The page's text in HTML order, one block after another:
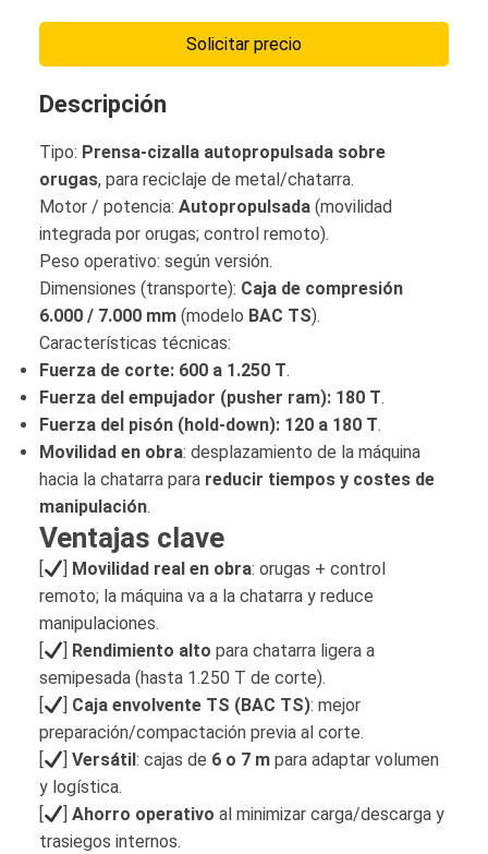
Solicitar precio
Descripción
Tipo: Prensa-cizalla autopropulsada sobre
orugas, para reciclaje de metal/chatarra.
Motor / potencia: Autopropulsada (movilidad
integrada por orugas; control remoto).
Peso operativo: según versión.
Dimensiones (transporte): Caja de compresión
6.000 / 7.000 mm (modelo BAC TS).
Características técnicas:
Fuerza de corte: 600 a 1.250 T.
Fuerza del empujador (pusher ram): 180 T.
Fuerza del pisón (hold-down): 120 a 180 T.
Movilidad en obra: desplazamiento de la máquina
hacia la chatarra para reducir tiempos y costes de
manipulación.
Ventajas clave
[ ] Movilidad real en obra: orugas + control
remoto; la máquina va a la chatarra y reduce
manipulaciones.
[
] Rendimiento alto para chatarra ligera a
semipesada (hasta 1.250 T de corte).
[
] Caja envolvente TS (BAC TS): mejor
preparación/compactación previa al corte.
[
]Versátil: cajas de 6 o 7 m para adaptar volumen
y logística.
[
]Ahorro operativo al minimizar carga/descarga y
trasiegos internos.